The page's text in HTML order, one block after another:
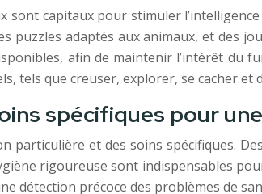
sont capitaux pour stimuler
puzzles adaptés aux animaux, et des
afin de maintenir l’intérêt du
tels que creuser, explorer, se cacher et
spécifiques pour
et des soins spécifiques.
rigoureuse sont indispensables
détection précoce des problèmes de